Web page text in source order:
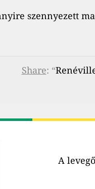
szennyezett
Share: “
A